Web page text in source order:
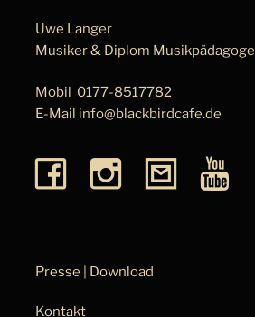
Uwe Langer
Musiker & Diplom Musik­pä­da­go­ge
Mobil 0177-8517782
E-Mail info@blackbirdcafe.de
Presse | Download
Kontakt